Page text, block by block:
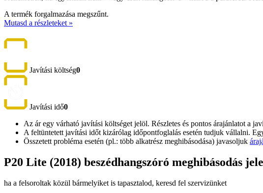
A termék forgalmazása megszűnt.
Mutasd a részleteket »
Javítási költség0
Javítási idő0
Az ár egy várható javítási költséget jelöl. Részletes és pontos árajánlatot a
A feltüntetett javítási időt kizárólag időpontfoglalás esetén tudjuk vállalni.
Összetett probléma esetén (pl.: több alkatrész meghibásodása) javasoljuk
P20 Lite (2018) beszédhangszóró meghibásodás
ha a felsoroltak közül bármelyiket is tapasztalod, keresd fel szervizünket